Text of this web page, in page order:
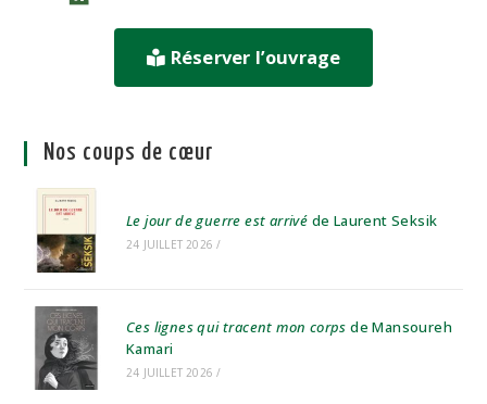
Réserver l’ouvrage
Nos coups de cœur
Le jour de guerre est arrivé de Laurent Seksik
24 JUILLET 2026 /
Ces lignes qui tracent mon corps de Mansoureh
Kamari
24 JUILLET 2026 /